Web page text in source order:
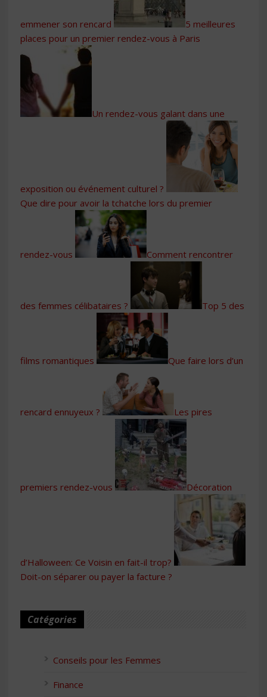
emmener son rencard
5 meilleures
places pour un premier rendez-vous à Paris
Un rendez-vous galant dans une
exposition ou événement culturel ?
Que dire pour avoir la tchatche lors du premier
rendez-vous Comment rencontrer
des femmes célibataires ? Top 5 des
films romantiques Que faire lors d’un
rencard ennuyeux ? Les pires
premiers rendez-vous Décoration
d’Halloween: Ce Voisin en fait-il trop?
Doit-on séparer ou payer la facture ?
Catégories
Conseils pour les Femmes
Finance